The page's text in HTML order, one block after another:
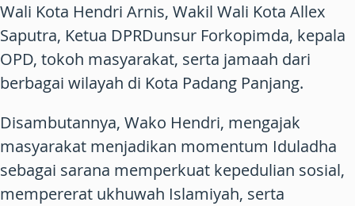
Wali Kota Hendri Arnis, Wakil Wali Kota Allex
Saputra, Ketua DPRDunsur Forkopimda, kepala
OPD, tokoh masyarakat, serta jamaah dari
berbagai wilayah di Kota Padang Panjang.
Disambutannya, Wako Hendri, mengajak
masyarakat menjadikan momentum Iduladha
sebagai sarana memperkuat kepedulian sosial,
mempererat ukhuwah Islamiyah, serta